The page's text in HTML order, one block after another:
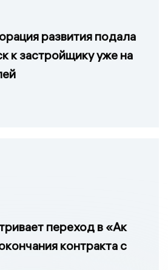
развития подала
к застройщику уже на
переход в «Ак
контракта с